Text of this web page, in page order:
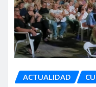
ACTUALIDAD